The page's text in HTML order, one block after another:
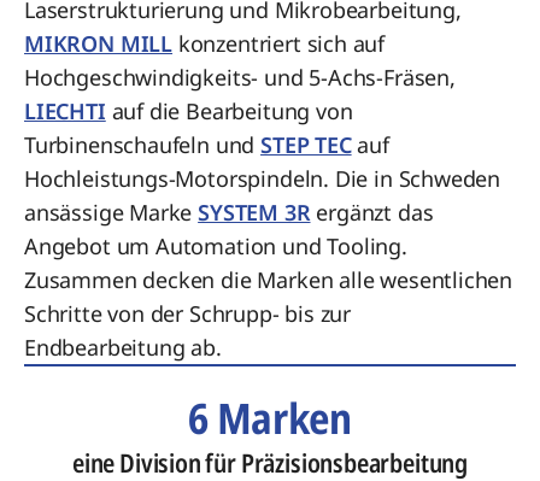
Laserstrukturierung und Mikrobearbeitung,
MIKRON MILL konzentriert sich auf
Hochgeschwindigkeits- und 5-Achs-Fräsen,
LIECHTI auf die Bearbeitung von
Turbinenschaufeln undSTEP TECauf
Hochleistungs-Motorspindeln. Die in Schweden
ansässige MarkeSYSTEM 3Rergänzt das
Angebot um Automation und Tooling.
Zusammen decken die Marken alle wesentlichen
Schritte von der Schrupp- bis zur
Endbearbeitung ab.
6 Marken
eine Division für Präzisionsbearbeitung